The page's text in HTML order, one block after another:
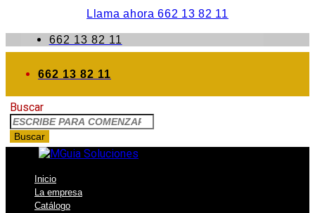
Llama ahora 662 13 82 11
662 13 82 11
662 13 82 11
Buscar
Buscar
Inicio
La empresa
Catálogo